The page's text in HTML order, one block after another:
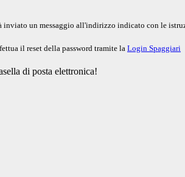
inviato un messaggio all'indirizzo indicato con le
il reset della password tramite la Login Spaggiari
di posta elettronica!